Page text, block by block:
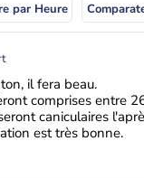
par Heure
il fera beau.
comprises entre
caniculaires
est très bonne.